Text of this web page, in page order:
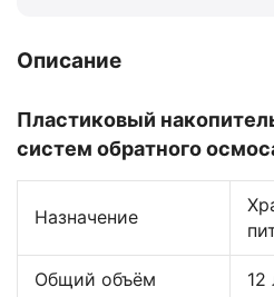
Описание
Пластиковый
систем обратного
Назначение
Общий объём 12